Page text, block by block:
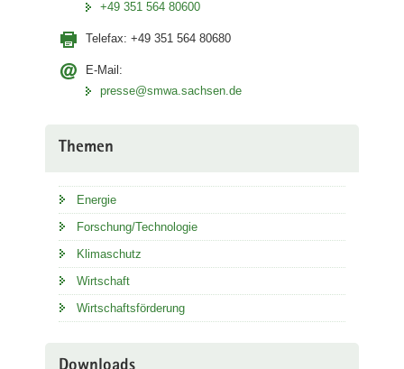
+49 351 564 80600
Telefax: +49 351 564 80680
E-Mail:
presse@smwa.sachsen.de
Themen
Energie
Forschung/Technologie
Klimaschutz
Wirtschaft
Wirtschaftsförderung